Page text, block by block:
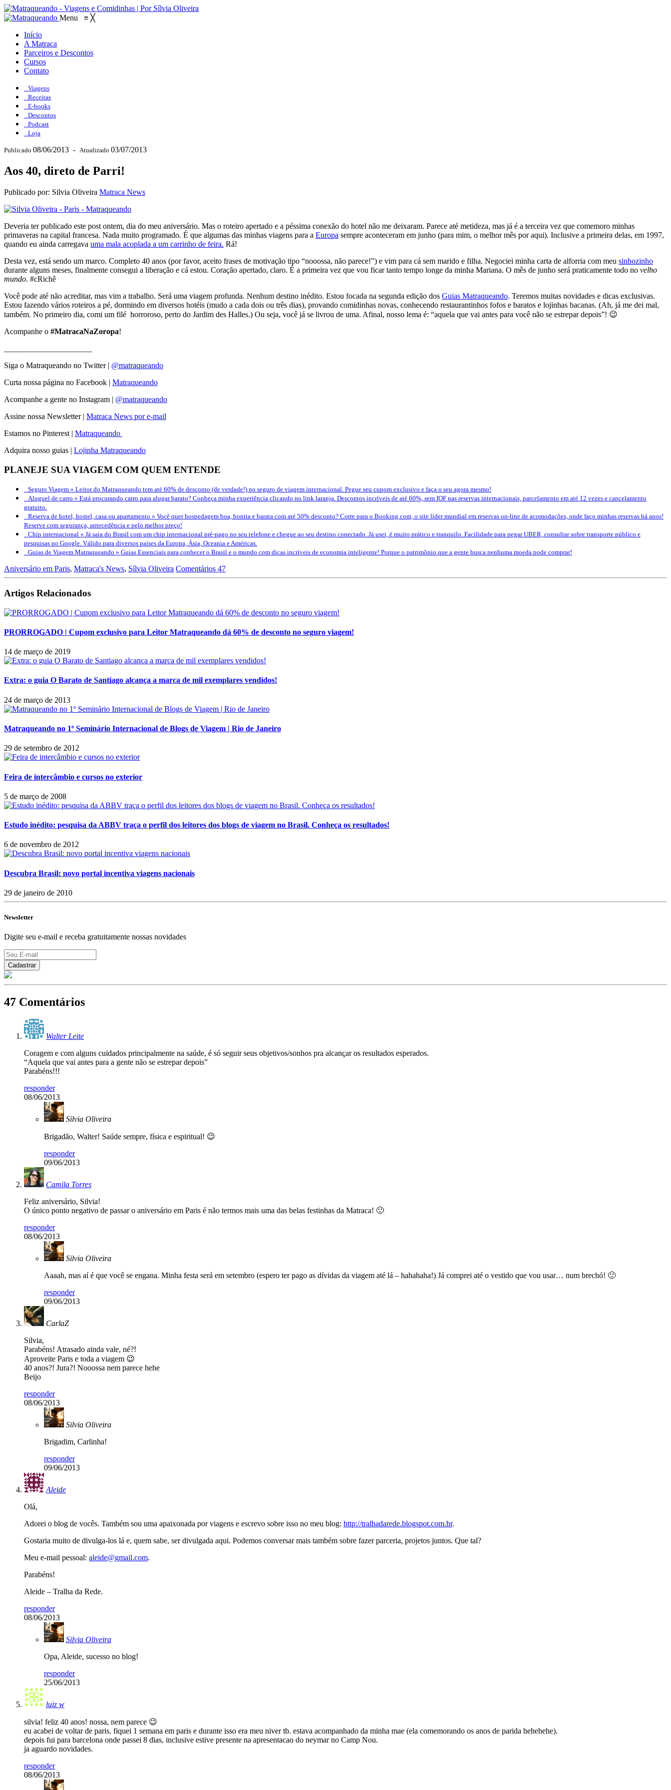
Menu ≡ ╳
Início
A Matraca
Parceiros e Descontos
Cursos
Contato
Viagens
Receitas
E-books
Descontos
Podcast
Loja
Publicado 08/06/2013 - Atualizado 03/07/2013
Aos 40, direto de Parri!
Publicado por: Silvia Oliveira Matraca News
Deveria ter publicado este post ontem, dia do meu aniversário. Mas o roteiro apertado e a péssima conexão do hotel não me deixaram. Parece até metideza, mas já é a terceira vez que comemoro minhas
primaveras na capital francesa. Nada muito programado. É que algumas das minhas viagens para a Europa sempre aconteceram em junho (para mim, o melhor mês por aqui). Inclusive a primeira delas, em 1997,
quando eu ainda carregava uma mala acoplada a um carrinho de feira. Rá!
Desta vez, está sendo um marco. Completo 40 anos (por favor, aceito frases de motivação tipo “nooossa, não parece!”) e vim para cá sem marido e filha. Negociei minha carta de alforria com meu sinhozinho
durante alguns meses, finalmente consegui a liberação e cá estou. Coração apertado, claro. É a primeira vez que vou ficar tanto tempo longe da minha Mariana. O mês de junho será praticamente todo no velho
mundo. #cRichê
Você pode até não acreditar, mas vim a trabalho. Será uma viagem profunda. Nenhum destino inédito. Estou focada na segunda edição dos Guias Matraqueando. Teremos muitas novidades e dicas exclusivas.
Estou fazendo vários roteiros a pé, dormindo em diversos hotéis (mudo a cada dois ou três dias), provando comidinhas novas, conhecendo restaurantinhos fofos e baratos e lojinhas bacanas. (Ah, já me dei mal,
também. No primeiro dia, comi um filé horroroso, perto do Jardim des Halles.) Ou seja, você já se livrou de uma. Afinal, nosso lema é: “aquela que vai antes para você não se estrepar depois”! 😉
Acompanhe o #MatracaNaZoropa!
Siga o Matraqueando no Twitter | @matraqueando
Curta nossa página no Facebook | Matraqueando
Acompanhe a gente no Instagram | @matraqueando
Assine nossa Newsletter | Matraca News por e-mail
Estamos no Pinterest | Matraqueando
Adquira nosso guias | Lojinha Matraqueando
PLANEJE SUA VIAGEM COM QUEM ENTENDE
Seguro Viagem » Leitor do Matraqueando tem até 60% de desconto (de verdade!) no seguro de viagem internacional. Pegue seu cupom exclusivo e faça o seu agora mesmo!
Aluguel de carro » Está procurando carro para alugar barato? Conheça minha experiência clicando no link laranja. Descontos incríveis de até 60%, sem IOF nas reservas internacionais, parcelamento em até 12 vezes e cancelamento
gratuito.
Reserva de hotel, hostel, casa ou apartamento » Você quer hospedagem boa, bonita e barata com até 50% desconto? Corre para o Booking.com, o site líder mundial em reservas on-line de acomodações, onde faço minhas reservas há anos!
Reserve com segurança, antecedência e pelo melhor preço!
Chip internacional » Já saia do Brasil com um chip internacional pré-pago no seu telefone e chegue ao seu destino conectado. Já usei, é muito prático e tranquilo. Facilidade para pegar UBER, consultar sobre transporte público e
pesquisas no Google. Válido para diversos países da Europa, Ásia, Oceania e Américas.
Guias de Viagem Matraqueando » Guias Essenciais para conhecer o Brasil e o mundo com dicas incríveis de economia inteligente! Porque o patrimônio que a gente busca nenhuma moeda pode comprar!
Aniversário em Paris, Matraca's News, Sílvia Oliveira Comentários 47
Artigos Relacionados
PRORROGADO | Cupom exclusivo para Leitor Matraqueando dá 60% de desconto no seguro viagem!
14 de março de 2019
Extra: o guia O Barato de Santiago alcança a marca de mil exemplares vendidos!
24 de março de 2013
Matraqueando no 1º Seminário Internacional de Blogs de Viagem | Rio de Janeiro
29 de setembro de 2012
Feira de intercâmbio e cursos no exterior
5 de março de 2008
Estudo inédito: pesquisa da ABBV traça o perfil dos leitores dos blogs de viagem no Brasil. Conheça os resultados!
6 de novembro de 2012
Descubra Brasil: novo portal incentiva viagens nacionais
29 de janeiro de 2010
Newsletter
Digite seu e-mail e receba gratuitamente nossas novidades
47 Comentários
Walter Leite
Coragem e com alguns cuidados principalmente na saúde, é só seguir seus objetivos/sonhos pra alcançar os resultados esperados.
“Aquela que vai antes para a gente não se estrepar depois”
Parabéns!!!
responder
08/06/2013
Silvia Oliveira
Brigadão, Walter! Saúde sempre, física e espiritual! 😉
responder
09/06/2013
Camila Torres
Feliz aniversário, Silvia!
O único ponto negativo de passar o aniversário em Paris é não termos mais uma das belas festinhas da Matraca! 🙂
responder
08/06/2013
Silvia Oliveira
Aaaah, mas aí é que você se engana. Minha festa será em setembro (espero ter pago as dívidas da viagem até lá – hahahaha!) Já comprei até o vestido que vou usar… num brechó! 🙂
responder
09/06/2013
CarlaZ
Silvia,
Parabéns! Atrasado ainda vale, né?!
Aproveite Paris e toda a viagem 😉
40 anos?! Jura?! Nooossa nem parece hehe
Beijo
responder
08/06/2013
Silvia Oliveira
Brigadim, Carlinha!
responder
09/06/2013
Aleide
Olá,
Adorei o blog de vocês. Também sou uma apaixonada por viagens e escrevo sobre isso no meu blog: http://tralhadarede.blogspot.com.br.
Gostaria muito de divulga-los lá e, quem sabe, ser divulgada aqui. Podemos conversar mais também sobre fazer parceria, projetos juntos. Que tal?
Meu e-mail pessoal: aleide@gmail.com.
Parabéns!
Aleide – Tralha da Rede.
responder
08/06/2013
Silvia Oliveira
Opa, Aleide, sucesso no blog!
responder
25/06/2013
luiz w
silvia! feliz 40 anos! nossa, nem parece 😉
eu acabei de voltar de paris. fiquei 1 semana em paris e durante isso era meu niver tb. estava acompanhado da minha mae (ela comemorando os anos de parida hehehehe).
depois fui para barcelona onde passei 8 dias, inclusive estive presente na apresentacao do neymar no Camp Nou.
ja aguardo novidades.
responder
08/06/2013